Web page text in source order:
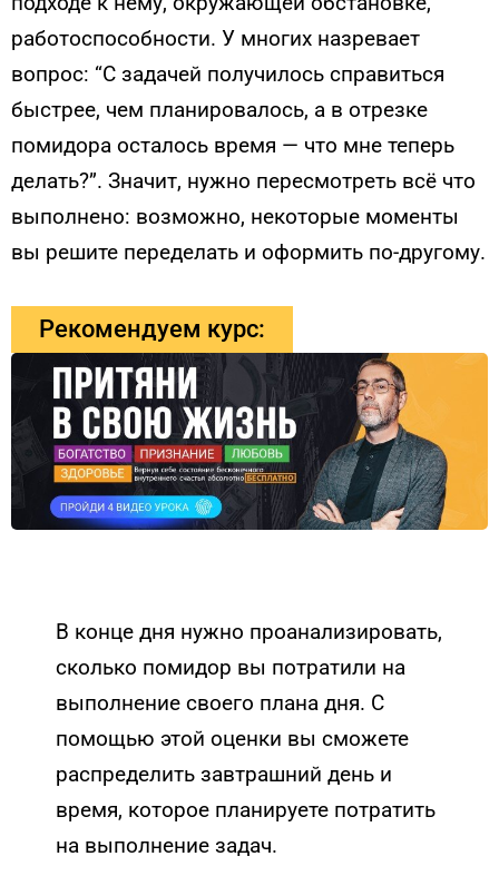
работоспособности. У многих назревает
вопрос: “С задачей получилось справиться
быстрее, чем планировалось, а в отрезке
помидора осталось время — что мне теперь
делать?”. Значит, нужно пересмотреть всё что
выполнено: возможно, некоторые моменты
вы решите переделать и оформить по-другому.
Рекомендуем курс:
В конце дня нужно проанализировать,
сколько помидор вы потратили на
выполнение своего плана дня. С
помощью этой оценки вы сможете
распределить завтрашний день и
время, которое планируете потратить
на выполнение задач.